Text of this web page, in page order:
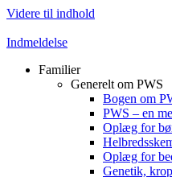
Videre til indhold
Indmeldelse
Familier
Generelt om PWS
Bogen om
PWS – en
Oplæg for
Oplæg for
Genetik,